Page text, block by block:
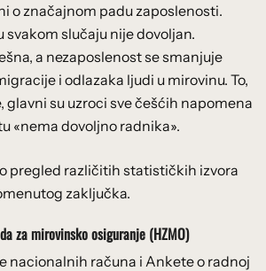
o značajnom padu zaposlenosti.
svakom slučaju nije dovoljan.
a nezaposlenost se smanjuje
i odlazaka ljudi u mirovinu. To,
glavni su uzroci sve češćih napomena
«nema dovoljno radnika».
pregled različitih statističkih izvora
zaključka.
za mirovinsko osiguranje (HZMO)
nacionalnih računa i Ankete o radnoj